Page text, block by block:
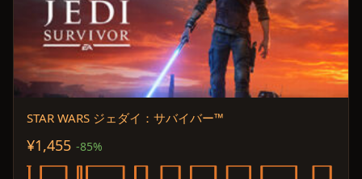
STAR WARS ジェダイ：サバイバー™
¥1,455 -85%